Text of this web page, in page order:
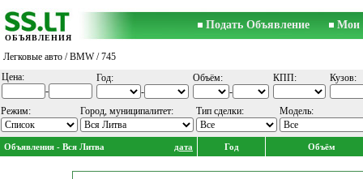
ОБЪЯВЛЕНИЯ
Подать Объявление Мои
Легковые авто /BMW/ 745
Цена:
-
Год:
-
Объём:
-
КПП: Кузов:
Режим: Город, муниципалитет: Тип сделки: Модель:
Объявления - Вся Литва дата Год Объём